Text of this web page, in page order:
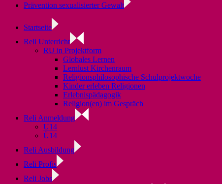
Prävention sexualisierter Gewalt
Startseite
Reli Unterricht
RU in Projektform
Globales Lernen
Lernlust Kirchenraum
Religionsphilosophische Schulprojektwoche
Kinder erleben Religionen
Erlebnispädagogik
Religion(en) im Gespräch
Reli Anmeldung
U14
Ü14
Reli Ausbildung
Reli Profis
Reli Jobs